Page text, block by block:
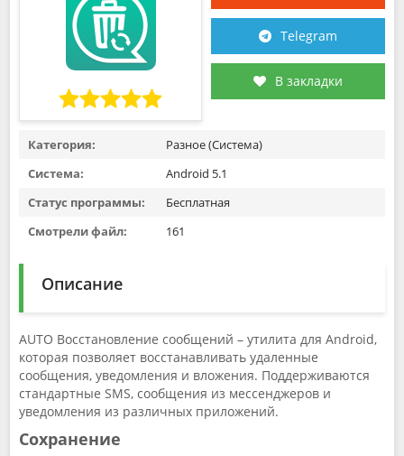
Telegram
В закладки
Категория:
Разное (Система)
Система:
Android 5.1
Статус программы:
Бесплатная
Смотрели файл:
161
Описание
AUTO Восстановление сообщений – утилита для Android,
которая позволяет восстанавливать удаленные
сообщения, уведомления и вложения. Поддерживаются
стандартные SMS, сообщения из мессенджеров и
уведомления из различных приложений.
Сохранение